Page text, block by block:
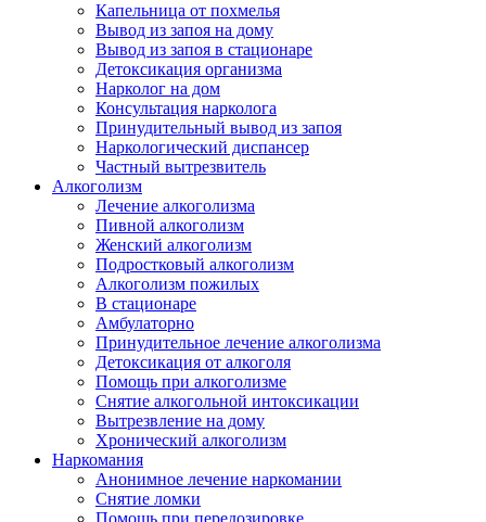
Капельница от похмелья
Вывод из запоя на дому
Вывод из запоя в стационаре
Детоксикация организма
Нарколог на дом
Консультация нарколога
Принудительный вывод из запоя
Наркологический диспансер
Частный вытрезвитель
Алкоголизм
Лечение алкоголизма
Пивной алкоголизм
Женский алкоголизм
Подростковый алкоголизм
Алкоголизм пожилых
В стационаре
Амбулаторно
Принудительное лечение алкоголизма
Детоксикация от алкоголя
Помощь при алкоголизме
Снятие алкогольной интоксикации
Вытрезвление на дому
Хронический алкоголизм
Наркомания
Анонимное лечение наркомании
Снятие ломки
Помощь при передозировке